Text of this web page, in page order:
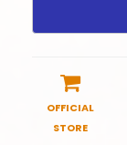
OFFICIAL
STORE